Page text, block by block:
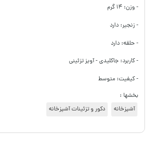
- وزن: ۱۴ گرم
- زنجیر: دارد
- حلقه: دارد
- کاربرد: جاکلیدی - آویز تزئینی
- کیفیت: متوسط
بخشها :
آشپزخانه
دکور و تزئینات آشپزخانه